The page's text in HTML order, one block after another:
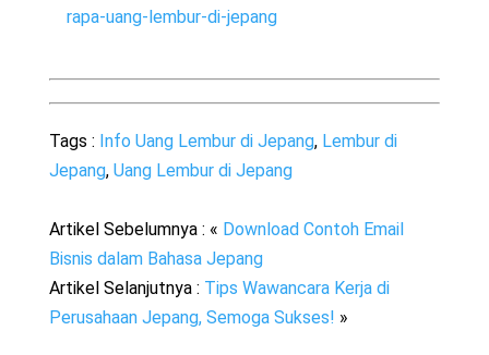
rapa-uang-lembur-di-jepang
Tags : Info Uang Lembur di Jepang, Lembur di
Jepang, Uang Lembur di Jepang
Artikel Sebelumnya : « Download Contoh Email
Bisnis dalam Bahasa Jepang
Artikel Selanjutnya : Tips Wawancara Kerja di
Perusahaan Jepang, Semoga Sukses! »